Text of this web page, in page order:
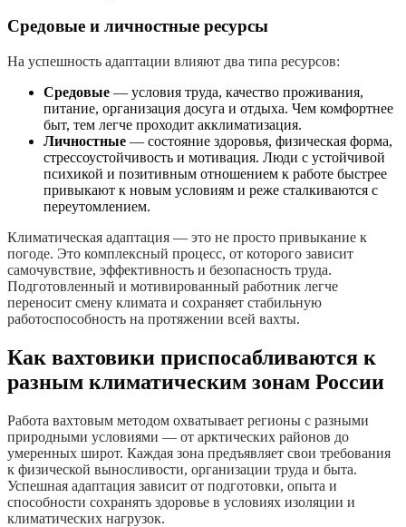
Средовые и личностные ресурсы
На успешность адаптации влияют два типа ресурсов:
Средовые — условия труда, качество проживания,
питание, организация досуга и отдыха. Чем комфортнее
быт, тем легче проходит акклиматизация.
Личностные — состояние здоровья, физическая форма,
стрессоустойчивость и мотивация. Люди с устойчивой
психикой и позитивным отношением к работе быстрее
привыкают к новым условиям и реже сталкиваются с
переутомлением.
Климатическая адаптация — это не просто привыкание к
погоде. Это комплексный процесс, от которого зависит
самочувствие, эффективность и безопасность труда.
Подготовленный и мотивированный работник легче
переносит смену климата и сохраняет стабильную
работоспособность на протяжении всей вахты.
Как вахтовики приспосабливаются к
разным климатическим зонам России
Работа вахтовым методом охватывает регионы с разными
природными условиями — от арктических районов до
умеренных широт. Каждая зона предъявляет свои требования
к физической выносливости, организации труда и быта.
Успешная адаптация зависит от подготовки, опыта и
способности сохранять здоровье в условиях изоляции и
климатических нагрузок.